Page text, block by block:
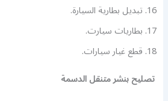
تبديل بطارية السيارة.
بطاريات سيارت.
قطع غيار سيارات.
تصليح بنشر متنقل الدسمة